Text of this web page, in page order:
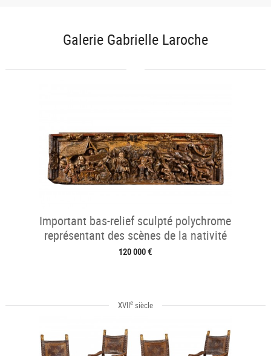
Galerie Gabrielle Laroche
Important bas-relief sculpté polychrome
représentant des scènes de la nativité
120 000 €
XVIIesiècle